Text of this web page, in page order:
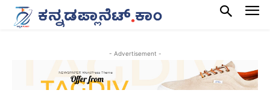
- Advertisement -